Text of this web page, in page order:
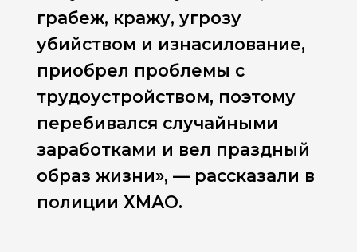
грабеж, кражу, угрозу
убийством и изнасилование,
приобрел проблемы с
трудоустройством, поэтому
перебивался случайными
заработками и вел праздный
образ жизни», — рассказали в
полиции ХМАО.